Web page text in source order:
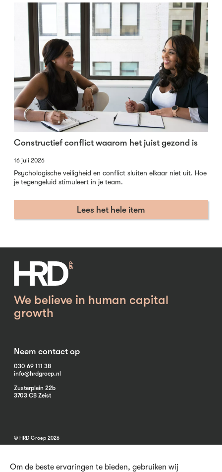
Om de beste ervaringen te bieden, gebruiken wij
Constructief conflict waarom het juist gezond is
16 juli 2026
Psychologische veiligheid en conflict sluiten elkaar niet uit. Hoe
je tegengeluid stimuleert in je team.
Lees het hele item
We believe in human capital
growth
Neem contact op
030 69 111 38
info@hrdgroep.nl
Zusterplein 22b
3703 CB Zeist
© HRD Groep 2026